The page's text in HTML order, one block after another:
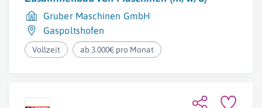
Gruber Maschinen GmbH
Gaspoltshofen
Vollzeit ab 3.000€ pro Monat